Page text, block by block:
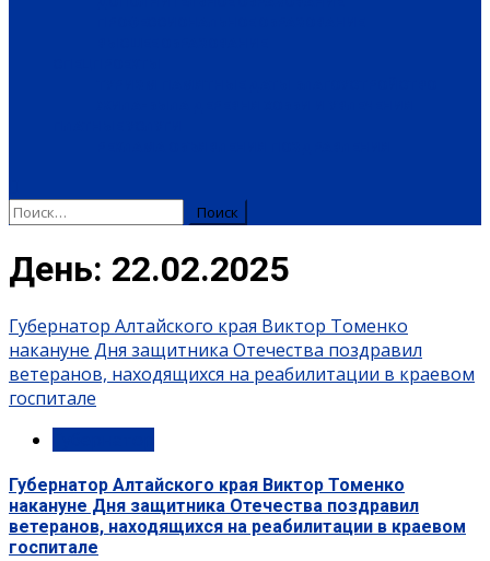
Найти:
День: 22.02.2025
Губернатор Алтайского края Виктор Томенко
накануне Дня защитника Отечества поздравил
ветеранов, находящихся на реабилитации в краевом
госпитале
Губернатор Алтайского края Виктор Томенко
накануне Дня защитника Отечества поздравил
ветеранов, находящихся на реабилитации в краевом
госпитале